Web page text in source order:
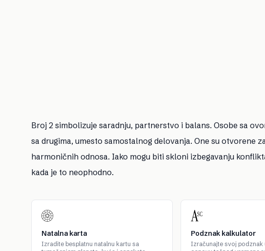
Broj 2 simbolizuje saradnju, partnerstvo i balans. Osobe sa
sa drugima, umesto samostalnog delovanja. One su otvorene
harmoničnih odnosa. Iako mogu biti skloni izbegavanju
kada je to neophodno.
Natalna karta
Izradite besplatnu natalnu kartu sa
Podznak kalkulator
Izračunajte svoj podznak